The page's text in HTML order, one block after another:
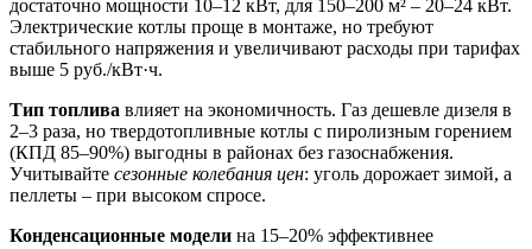
достаточно мощности 10–12 кВт, для 150–200 м² – 20–24 кВт.
Электрические котлы проще в монтаже, но требуют
стабильного напряжения и увеличивают расходы при тарифах
выше 5 руб./кВт·ч.
Тип топлива влияет на экономичность. Газ дешевле дизеля в
2–3 раза, но твердотопливные котлы с пиролизным горением
(КПД 85–90%) выгодны в районах без газоснабжения.
Учитывайте сезонные колебания цен: уголь дорожает зимой, а
пеллеты – при высоком спросе.
Конденсационные модели на 15–20% эффективнее